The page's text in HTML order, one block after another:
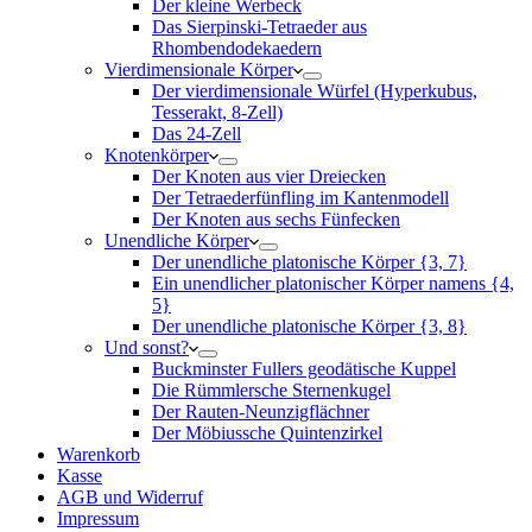
Der kleine Werbeck
Das Sierpinski-Tetraeder aus
Rhombendodekaedern
Vierdimensionale Körper
Der vierdimensionale Würfel (Hyperkubus,
Tesserakt, 8-Zell)
Das 24-Zell
Knotenkörper
Der Knoten aus vier Dreiecken
Der Tetraederfünfling im Kantenmodell
Der Knoten aus sechs Fünfecken
Unendliche Körper
Der unendliche platonische Körper {3, 7}
Ein unendlicher platonischer Körper namens {4,
5}
Der unendliche platonische Körper {3, 8}
Und sonst?
Buckminster Fullers geodätische Kuppel
Die Rümmlersche Sternenkugel
Der Rauten-Neunzigflächner
Der Möbiussche Quintenzirkel
Warenkorb
Kasse
AGB und Widerruf
Impressum